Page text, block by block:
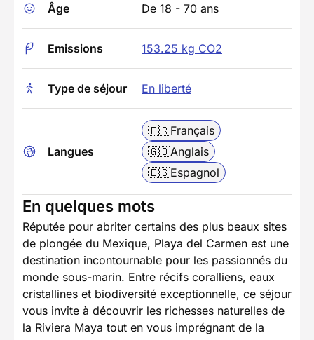
Âge De 18 - 70 ans
Emissions 153.25 kg CO2
Type de séjour En liberté
Langues
🇫🇷Français
🇬🇧Anglais
🇪🇸Espagnol
En quelques mots
Réputée pour abriter certains des plus beaux sites
de plongée du Mexique, Playa del Carmen est une
destination incontournable pour les passionnés du
monde sous-marin. Entre récifs coralliens, eaux
cristallines et biodiversité exceptionnelle, ce séjour
vous invite à découvrir les richesses naturelles de
la Riviera Maya tout en vous imprégnant de la